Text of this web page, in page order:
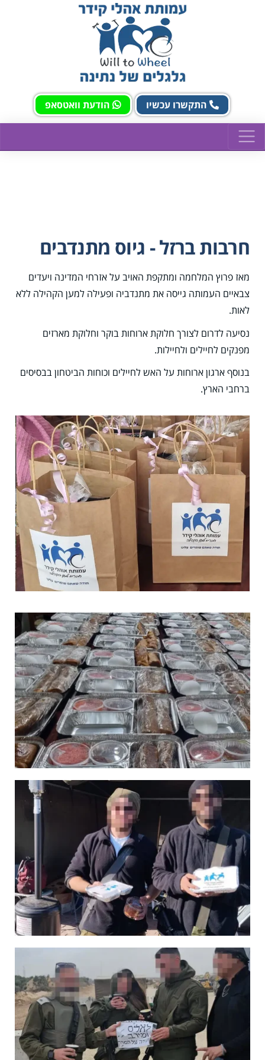
התקשרו עכשיו הודעת וואטסאפ
חרבות ברזל - גיוס מתנדבים
מאז פרוץ המלחמה ומתקפת האויב על אזרחי המדינה ויעדים
צבאיים העמותה גייסה את מתנדביה ופעילה למען הקהילה ללא
לאות.
נסיעה לדרום לצורך חלוקת ארוחות בוקר וחלוקת מארזים
מפנקים לחיילים ולחיילות.
בנוסף ארגון ארוחות על האש לחיילים וכוחות הביטחון בבסיסים
ברחבי הארץ.